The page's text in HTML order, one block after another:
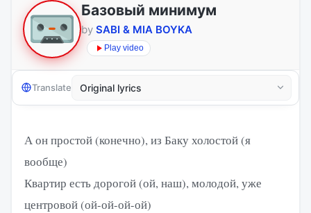
Базовый минимум
by SABI & MIA BOYKA
Play video
Translate
А он простой (конечно), из Баку холостой (я
вообще)
Квартир есть дорогой (ой, наш), молодой, уже
центровой (ой-ой-ой-ой)